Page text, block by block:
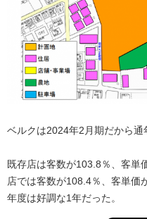
ベルクは2024年2月期だから通
既存店は客数が103.8％、客単
店では客数が108.4％、客単価
年度は好調な1年だった。